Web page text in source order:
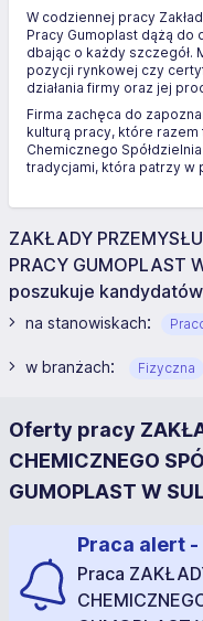
W codziennej pracy
Pracy Gumoplast dążą do
dbając o każdy szczegół.
pozycji rynkowej czy
działania firmy oraz jej
Firma zachęca do
kulturą pracy, które razem
Chemicznego
tradycjami, która patrzy w
ZAKŁADY
PRACY GUMOPLAST
poszukuje
na stanowiskach:
w branżach: Fizyczna
Oferty pracy
CHEMICZNEGO
GUMOPLAST W
Praca alert
Praca